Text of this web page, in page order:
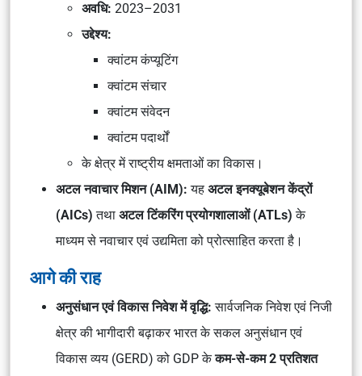
अवधि: 2023–2031
उद्देश्य:
क्वांटम कंप्यूटिंग
क्वांटम संचार
क्वांटम संवेदन
क्वांटम पदार्थों
के क्षेत्र में राष्ट्रीय क्षमताओं का विकास।
अटल नवाचार मिशन (AIM):यह अटल इनक्यूबेशन केंद्रों
(AICs) तथा अटल टिंकरिंग प्रयोगशालाओं (ATLs) के
माध्यम से नवाचार एवं उद्यमिता को प्रोत्साहित करता है।
आगे की राह
अनुसंधान एवं विकास निवेश में वृद्धि:सार्वजनिक निवेश एवं निजी
क्षेत्र की भागीदारी बढ़ाकर भारत के सकल अनुसंधान एवं
विकास व्यय (GERD) को GDP केकम-से-कम 2 प्रतिशत